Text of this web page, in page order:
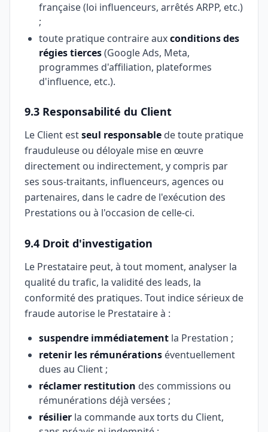
française (loi influenceurs, arrêtés ARPP, etc.)
;
toute pratique contraire auxconditions des
régies tierces(Google Ads, Meta,
programmes d'affiliation, plateformes
d'influence, etc.).
9.3 Responsabilité du Client
Le Client estseul responsable de toute pratique
frauduleuse ou déloyale mise en œuvre
directement ou indirectement, y compris par
ses sous-traitants, influenceurs, agences ou
partenaires, dans le cadre de l'exécution des
Prestations ou à l'occasion de celle-ci.
9.4 Droit d'investigation
Le Prestataire peut, à tout moment, analyser la
qualité du trafic, la validité des leads, la
conformité des pratiques. Tout indice sérieux de
fraude autorise le Prestataire à :
suspendre immédiatement la Prestation ;
retenir les rémunérations éventuellement
dues au Client ;
réclamer restitution des commissions ou
rémunérations déjà versées ;
résilier la commande aux torts du Client,